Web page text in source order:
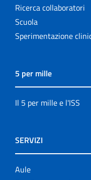
Ricerca collaboratori
Scuola
Sperimentazione
5 per mille
Il 5 per mille e l'ISS
SERVIZI
Aule